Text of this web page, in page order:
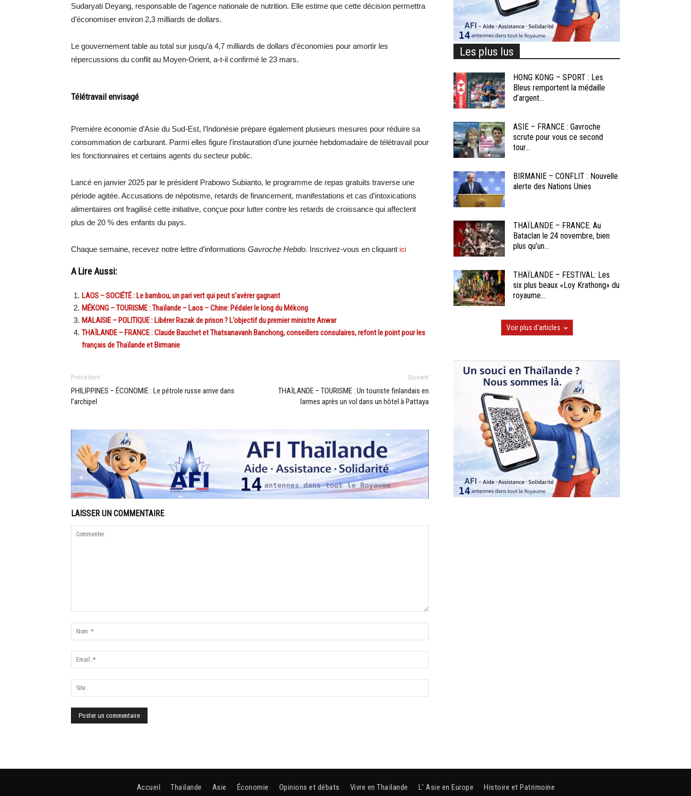
Sudaryati Deyang, responsable de l’agence nationale de nutrition. Elle estime que cette décision permettra
d’économiser environ 2,3 milliards de dollars.
Le gouvernement table au total sur jusqu’à 4,7 milliards de dollars d’économies pour amortir les
répercussions du conflit au Moyen-Orient, a-t-il confirmé le 23 mars.
Télétravail envisagé
Première économie d’Asie du Sud-Est, l’Indonésie prépare également plusieurs mesures pour réduire sa
consommation de carburant. Parmi elles figure l’instauration d’une journée hebdomadaire de télétravail pour
les fonctionnaires et certains agents du secteur public.
Lancé en janvier 2025 par le président Prabowo Subianto, le programme de repas gratuits traverse une
période agitée. Accusations de népotisme, retards de financement, manifestations et cas d’intoxications
alimentaires ont fragilisé cette initiative, conçue pour lutter contre les retards de croissance qui affectent
plus de 20 % des enfants du pays.
Chaque semaine, recevez notre lettre d’informations Gavroche Hebdo. Inscrivez-vous en cliquant ici
A Lire Aussi:
LAOS – SOCIÉTÉ : Le bambou, un pari vert qui peut s’avérer gagnant
MÉKONG – TOURISME : Thaïlande – Laos – Chine: Pédaler le long du Mékong
MALAISIE – POLITIQUE : Libérer Razak de prison ? L’objectif du premier ministre Anwar
THAÏLANDE – FRANCE : Claude Bauchet et Thatsanavanh Banchong, conseillers consulaires, refont le point pour les
français de Thaïlande et Birmanie
Précédent
PHILIPPINES – ÉCONOMIE : Le pétrole russe arrive dans
l’archipel
Suivant
THAÏLANDE – TOURISME : Un touriste finlandais en
larmes après un vol dans un hôtel à Pattaya
LAISSER UN COMMENTAIRE
Les plus lus
HONG KONG – SPORT : Les
Bleus remportent la médaille
d’argent...
ASIE – FRANCE : Gavroche
scrute pour vous ce second
tour...
BIRMANIE – CONFLIT : Nouvelle
alerte des Nations Unies
THAÏLANDE – FRANCE: Au
Bataclan le 24 novembre, bien
plus qu’un...
THAÏLANDE – FESTIVAL: Les
six plus beaux «Loy Krathong» du
royaume...
Voir plus d'articles
Accueil Thaïlande Asie Économie Opinions et débats Vivre en Thaïlande L’ Asie en Europe Histoire et Patrimoine